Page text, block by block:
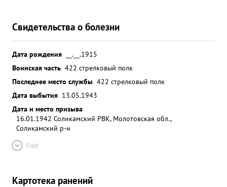
Свидетельства о болезни
Дата рождения
__.__.1915
Воинская часть 422 стрелковый полк
Последнее место службы 422 стрелковый полк
Дата выбытия 13.05.1943
Дата и место призыва
16.01.1942 Соликамский РВК, Молотовская обл.,
Соликамский р-н
Ещё
Картотека ранений